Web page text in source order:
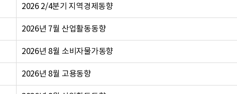
2026 2/4분기 지역경제동향
2026년 7월 산업활동동향
2026년 8월 소비자물가동향
2026년 8월 고용동향